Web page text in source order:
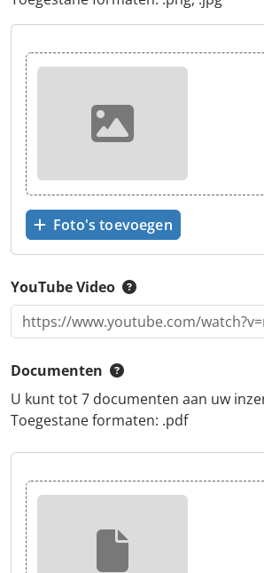
Foto's toevoegen
YouTube Video
Documenten
U kunt tot 7 documenten aan uw
Toegestane formaten: .pdf